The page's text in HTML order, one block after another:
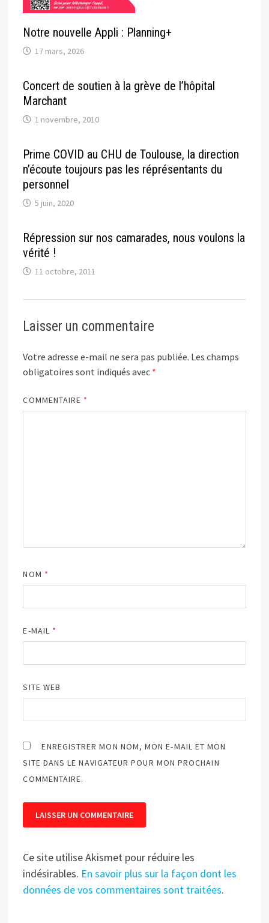
Notre nouvelle Appli : Planning+
17 mars, 2026
Concert de soutien à la grève de l’hôpital
Marchant
1 novembre, 2010
Prime COVID au CHU de Toulouse, la direction
n’écoute toujours pas les réprésentants du
personnel
5 juin, 2020
Répression sur nos camarades, nous voulons la
vérité !
11 octobre, 2011
Laisser un commentaire
Votre adresse e-mail ne sera pas publiée. Les champs
obligatoires sont indiqués avec *
COMMENTAIRE *
NOM *
E-MAIL *
SITE WEB
ENREGISTRER MON NOM, MON E-MAIL ET MON
SITE DANS LE NAVIGATEUR POUR MON PROCHAIN
COMMENTAIRE.
Ce site utilise Akismet pour réduire les
indésirables. En savoir plus sur la façon dont les
données de vos commentaires sont traitées.